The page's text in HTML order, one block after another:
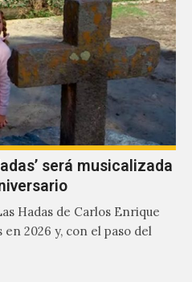
será musicalizada
Hadas de Carlos Enrique
2026 y, con el paso del